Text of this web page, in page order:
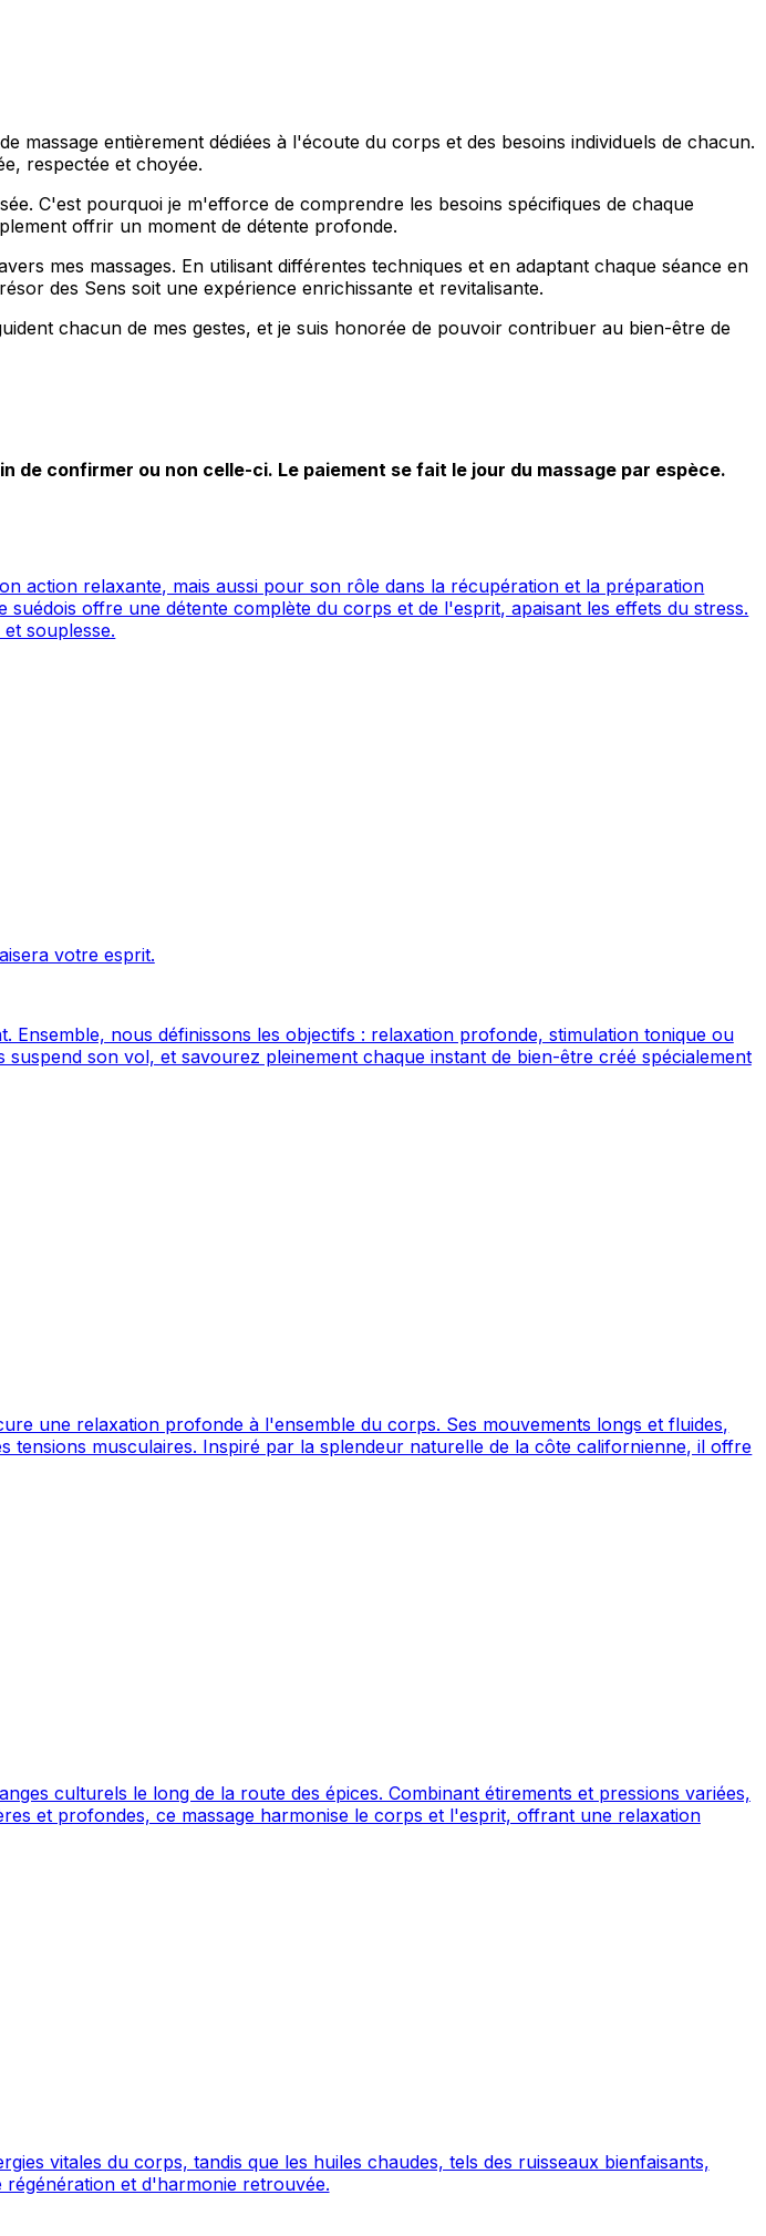
massage entièrement dédiées à l'écoute du corps et des besoins individuels de chacun.
respectée et choyée.
C'est pourquoi je m'efforce de comprendre les besoins spécifiques de chaque
offrir un moment de détente profonde.
mes massages. En utilisant différentes techniques et en adaptant chaque séance en
des Sens soit une expérience enrichissante et revitalisante.
chacun de mes gestes, et je suis honorée de pouvoir contribuer au bien-être de
confirmer ou non celle-ci. Le paiement se fait le jour du massage par espèce.
action relaxante, mais aussi pour son rôle dans la récupération et la préparation
offre une détente complète du corps et de l'esprit, apaisant les effets du stress.
souplesse.
votre esprit.
Ensemble, nous définissons les objectifs : relaxation profonde, stimulation tonique ou
son vol, et savourez pleinement chaque instant de bien-être créé spécialement
une relaxation profonde à l'ensemble du corps. Ses mouvements longs et fluides,
tensions musculaires. Inspiré par la splendeur naturelle de la côte californienne, il offre
culturels le long de la route des épices. Combinant étirements et pressions variées,
et profondes, ce massage harmonise le corps et l'esprit, offrant une relaxation
vitales du corps, tandis que les huiles chaudes, tels des ruisseaux bienfaisants,
et d'harmonie retrouvée.